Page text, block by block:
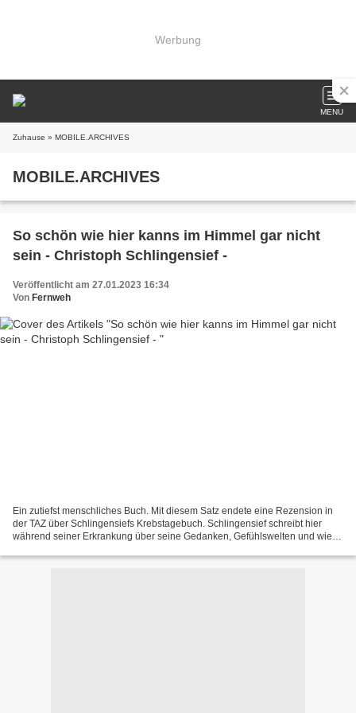
Werbung
MENU
Zuhause » MOBILE.ARCHIVES
MOBILE.ARCHIVES
So schön wie hier kanns im Himmel gar nicht
sein - Christoph Schlingensief -
Veröffentlicht am 27.01.2023 16:34
Von Fernweh
Ein zutiefst menschliches Buch. Mit diesem Satz endete eine Rezension in
der TAZ über Schlingensiefs Krebstagebuch. Schlingensief schreibt hier
während seiner Erkrankung über seine Gedanken, Gefühlswelten und wie er